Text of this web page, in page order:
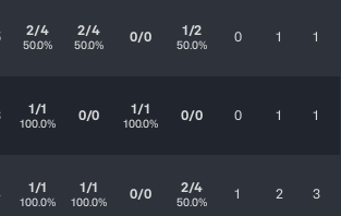
2/4
50.0%
2/4
50.0% 0/0 1/2
50.0% 0 1 1
1/1
100.0% 0/0 1/1
100.0% 0/0 0 1 1
1/1
100.0%
1/1
100.0% 0/0 2/4
50.0% 1 2 3